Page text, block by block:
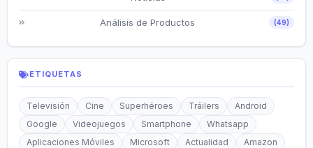
Análisis de Productos (49)
ETIQUETAS
Televisión Cine Superhéroes Tráilers
Android
Google
Videojuegos Smartphone
Whatsapp
Aplicaciones Móviles
Microsoft Actualidad
Amazon